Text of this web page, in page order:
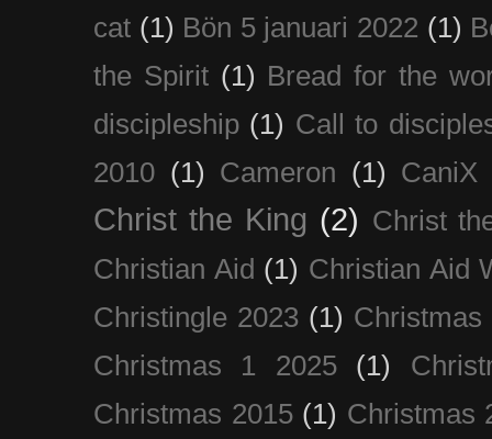
cat (1) Bön 5 januari 2022 (1)
the Spirit (1) Bread for the
discipleship (1) Call to
2010 (1) Cameron (1) CaniX
Christ the King (2) Christ
Christian Aid (1) Christian Aid
Christingle 2023 (1) Christmas
Christmas 1 2025
(1)
Christmas 2015 (1) Christmas